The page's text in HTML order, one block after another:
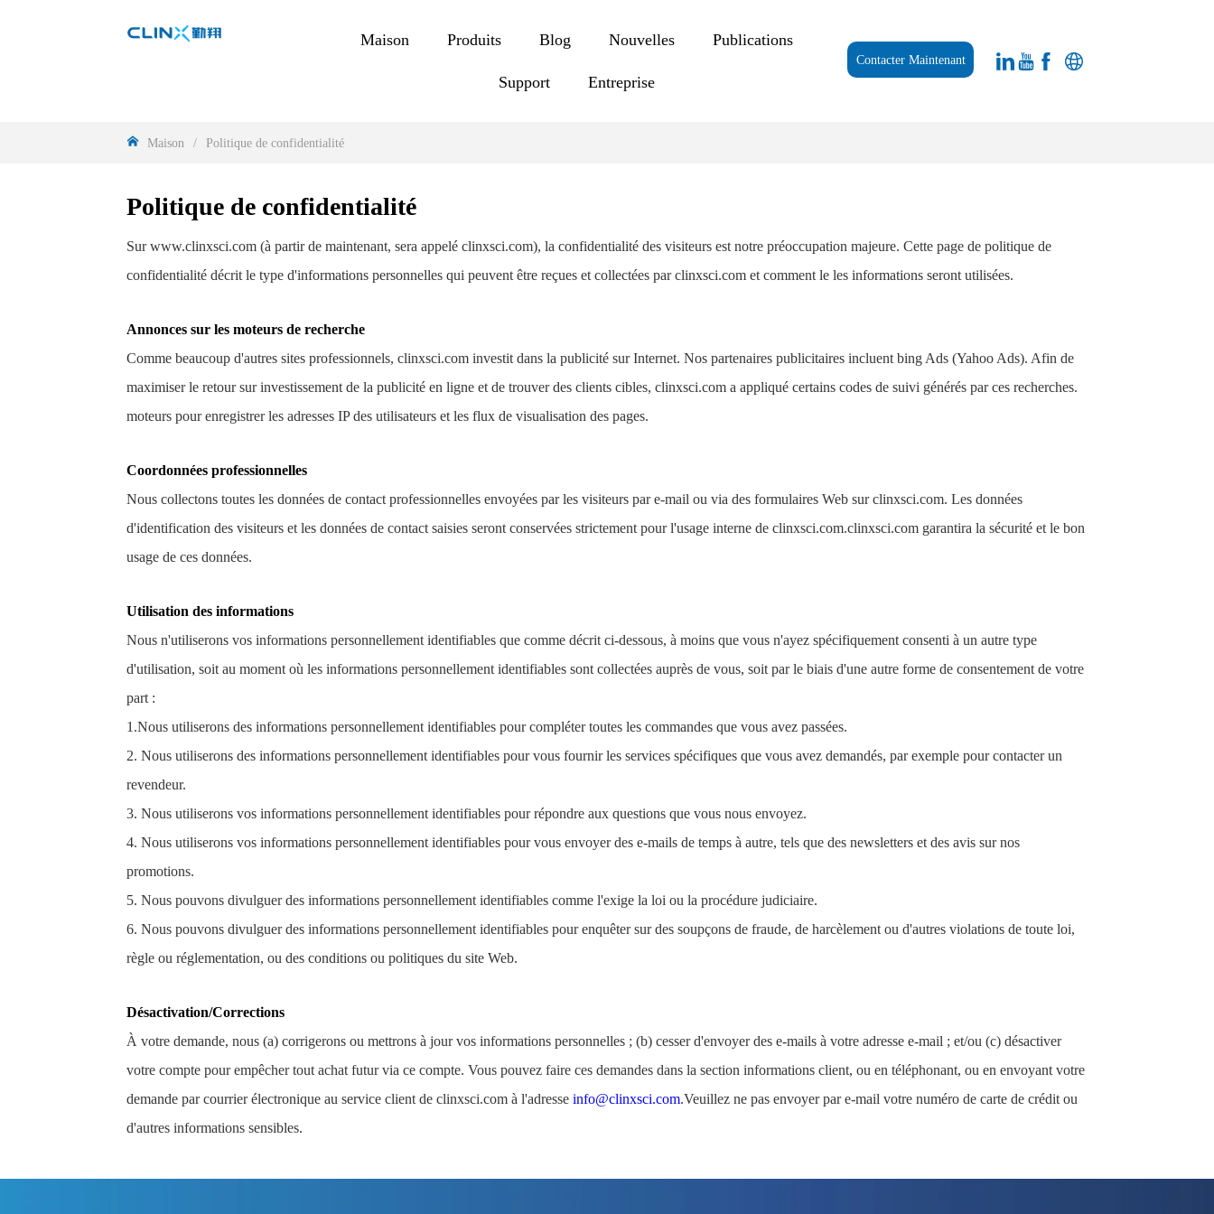
Maison Produits Blog Nouvelles Publications
Support Entreprise
Contacter Maintenant
Maison / Politique de confidentialité
Politique de confidentialité
Sur www.clinxsci.com (à partir de maintenant, sera appelé clinxsci.com), la confidentialité des visiteurs est notre préoccupation majeure. Cette page de politique de
confidentialité décrit le type d'informations personnelles qui peuvent être reçues et collectées par clinxsci.com et comment le les informations seront utilisées.
Annonces sur les moteurs de recherche
Comme beaucoup d'autres sites professionnels, clinxsci.com investit dans la publicité sur Internet. Nos partenaires publicitaires incluent bing Ads (Yahoo Ads). Afin de
maximiser le retour sur investissement de la publicité en ligne et de trouver des clients cibles, clinxsci.com a appliqué certains codes de suivi générés par ces recherches.
moteurs pour enregistrer les adresses IP des utilisateurs et les flux de visualisation des pages.
Coordonnées professionnelles
Nous collectons toutes les données de contact professionnelles envoyées par les visiteurs par e-mail ou via des formulaires Web sur clinxsci.com. Les données
d'identification des visiteurs et les données de contact saisies seront conservées strictement pour l'usage interne de clinxsci.com.clinxsci.com garantira la sécurité et le bon
usage de ces données.
Utilisation des informations
Nous n'utiliserons vos informations personnellement identifiables que comme décrit ci-dessous, à moins que vous n'ayez spécifiquement consenti à un autre type
d'utilisation, soit au moment où les informations personnellement identifiables sont collectées auprès de vous, soit par le biais d'une autre forme de consentement de votre
part :
1.Nous utiliserons des informations personnellement identifiables pour compléter toutes les commandes que vous avez passées.
2. Nous utiliserons des informations personnellement identifiables pour vous fournir les services spécifiques que vous avez demandés, par exemple pour contacter un
revendeur.
3. Nous utiliserons vos informations personnellement identifiables pour répondre aux questions que vous nous envoyez.
4. Nous utiliserons vos informations personnellement identifiables pour vous envoyer des e-mails de temps à autre, tels que des newsletters et des avis sur nos
promotions.
5. Nous pouvons divulguer des informations personnellement identifiables comme l'exige la loi ou la procédure judiciaire.
6. Nous pouvons divulguer des informations personnellement identifiables pour enquêter sur des soupçons de fraude, de harcèlement ou d'autres violations de toute loi,
règle ou réglementation, ou des conditions ou politiques du site Web.
Désactivation/Corrections
À votre demande, nous (a) corrigerons ou mettrons à jour vos informations personnelles ; (b) cesser d'envoyer des e-mails à votre adresse e-mail ; et/ou (c) désactiver
votre compte pour empêcher tout achat futur via ce compte. Vous pouvez faire ces demandes dans la section informations client, ou en téléphonant, ou en envoyant votre
demande par courrier électronique au service client de clinxsci.com à l'adresseinfo@clinxsci.com.Veuillez ne pas envoyer par e-mail votre numéro de carte de crédit ou
d'autres informations sensibles.